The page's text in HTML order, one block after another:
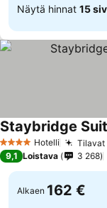
Näytä hinnat 15
4 Tähtiluokitus
Hotelli Tilavat
Staybridge
9,1 Loistava 3 268
Alkaen 162 €